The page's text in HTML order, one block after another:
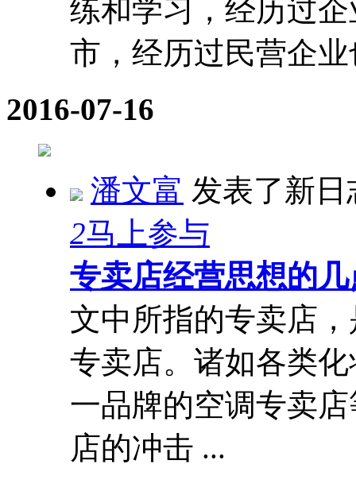
练和学习，经历过
市，经历过民营企业
2016-07-16
潘文富 发表了新
2马上参与
专卖店经营思想的
文中所指的专卖店
专卖店。诸如各类
一品牌的空调专卖
店的冲击 ...